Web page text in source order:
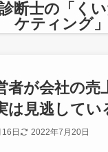
断士の「く
ケティング」
者が会社の
は見逃してい
日 2022年7月20日